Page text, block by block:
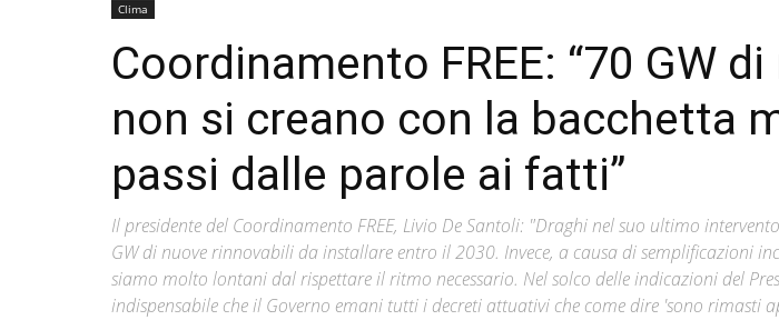
Città
Clima
Coordinamento FREE: “70 GW
non si creano con la bacchetta
passi dalle parole ai fatti”
Il presidente del Coordinamento FREE, Livio De Santoli: "Draghi nel suo ultimo
GW di nuove rinnovabili da installare entro il 2030. Invece, a causa di semplificazioni
siamo molto lontani dal rispettare il ritmo necessario. Nel solco delle indicazioni del
indispensabile che il Governo emani tutti i decreti attuativi che come dire 'sono rimasti